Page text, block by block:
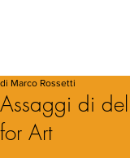
Assaggi di
for Art
di Marco Rossetti